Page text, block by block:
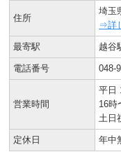
住所
埼玉
⇒詳
最寄駅 越谷
電話番号 048-
営業時間
平日
16時
土日
定休日 年中